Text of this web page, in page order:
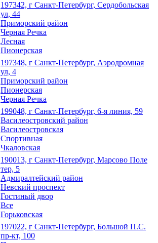
197342, г Санкт-Петербург, Сердобольская
ул, 44
Приморский район
Черная Речка
Лесная
Пионерская
197348, г Санкт-Петербург, Аэродромная
ул, 4
Приморский район
Пионерская
Черная Речка
199048, г Санкт-Петербург, 6-я линия, 59
Василеостровский район
Василеостровская
Спортивная
Чкаловская
190013, г Санкт-Петербург, Марсово Поле
тер, 5
Адмиралтейский район
Невский проспект
Гостиный двор
Все
Горьковская
197022, г Санкт-Петербург, Большой П.С.
пр-кт, 100